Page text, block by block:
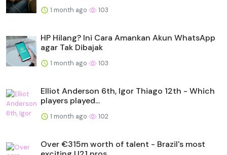
1 month ago 103
HP Hilang? Ini Cara Amankan Akun WhatsApp
agar Tak Dibajak
1 month ago 103
Elliot Anderson 6th, Igor Thiago 12th - Which
players played...
1 month ago 102
Over €315m worth of talent - Brazil's most